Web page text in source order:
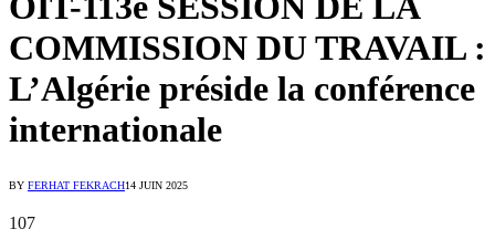
COMMISSION DU TRAVAIL :
L’Algérie préside la conférence
internationale
BY FERHAT FEKRACH14 JUIN 2025
107